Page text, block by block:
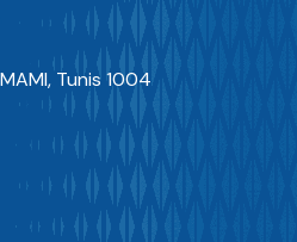
Tunis 1004